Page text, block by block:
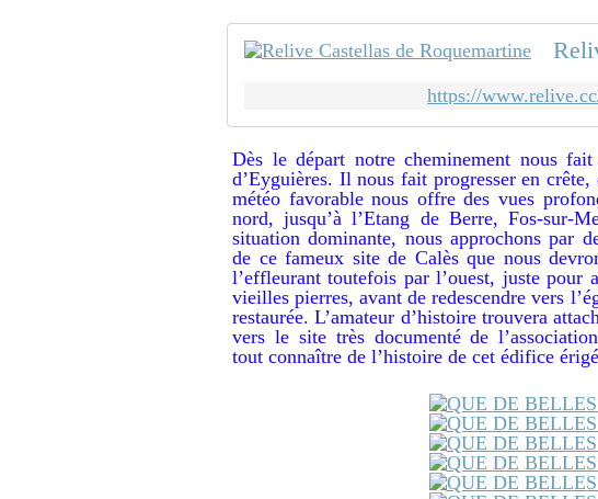
https://
Dès le départ notre cheminement nous
d’Eyguières. Il nous fait progresser en
météo favorable nous offre des vues
nord, jusqu’à l’Etang de Berre, Fos-sur-
situation dominante, nous approchons par
de ce fameux site de Calès que nous
l’effleurant toutefois par l’ouest, juste pour
vieilles pierres, avant de redescendre vers
restaurée. L’amateur d’histoire trouvera
vers le site très documenté de
tout connaître de l’histoire de cet édifice